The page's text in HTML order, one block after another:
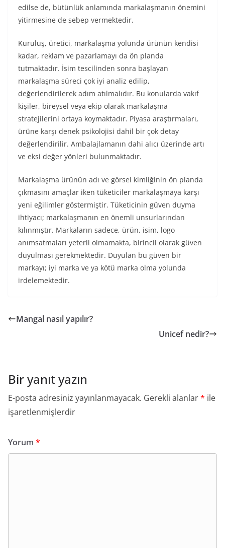
edilse de, bütünlük anlamında markalaşmanın önemini
yitirmesine de sebep vermektedir.
Kuruluş, üretici, markalaşma yolunda ürünün kendisi
kadar, reklam ve pazarlamayı da ön planda
tutmaktadır. İsim tescilinden sonra başlayan
markalaşma süreci çok iyi analiz edilip,
değerlendirilerek adım atılmalıdır. Bu konularda vakıf
kişiler, bireysel veya ekip olarak markalaşma
stratejilerini ortaya koymaktadır. Piyasa araştırmaları,
ürüne karşı denek psikolojisi dahil bir çok detay
değerlendirilir. Ambalajlamanın dahi alıcı üzerinde artı
ve eksi değer yönleri bulunmaktadır.
Markalaşma ürünün adı ve görsel kimliğinin ön planda
çıkmasını amaçlar iken tüketiciler markalaşmaya karşı
yeni eğilimler göstermiştir. Tüketicinin güven duyma
ihtiyacı; markalaşmanın en önemli unsurlarından
kılınmıştır. Markaların sadece, ürün, isim, logo
anımsatmaları yeterli olmamakta, birincil olarak güven
duyulması gerekmektedir. Duyulan bu güven bir
markayı; iyi marka ve ya kötü marka olma yolunda
irdelemektedir.
Mangal nasıl yapılır?
Unicef nedir?
Bir yanıt yazın
E-posta adresiniz yayınlanmayacak. Gerekli alanlar* ile
işaretlenmişlerdir
Yorum *